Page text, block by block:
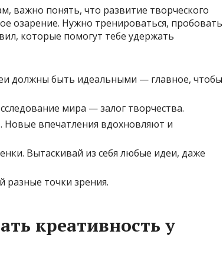
важно понять, что развитие творческого
озарение. Нужно тренироваться, пробовать
которые помогут тебе удержать
должны быть идеальными — главное, чтобы
мира — залог творчества.
Новые впечатления вдохновляют и
Вытаскивай из себя любые идеи, даже
разные точки зрения.
креативность у